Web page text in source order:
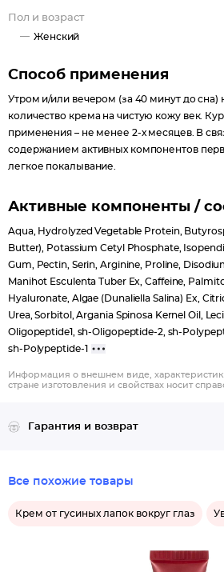
Пол и возраст
Женский
Способ применения
Утром и/или вечером (за 40 минут до сна)
количество крема на чистую кожу век.
применения – не менее 2-х месяцев. В
содержанием активных компонентов
легкое покалывание.
Активные компоненты /
Aqua, Hydrolyzed Vegetable Protein,
Butter), Potassium Cetyl Phosphate,
Gum, Pectin, Serin, Arginine, Proline,
Manihot Esculenta Tuber Ex, Caffeine,
Hyaluronate, Algae (Dunaliella Salina) Ex,
Urea, Sorbitol, Argania Spinosa Kernel Oil,
Oligopeptide1, sh-Oligopeptide-2, sh-
sh-Polypeptide-1
Информация о внешнем виде,
стране изготовления и свойствах носит
Гарантия и возврат
Все похожие товары
Крем от гусиных лапок вокруг глаз